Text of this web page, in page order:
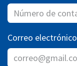
Correo electrónico